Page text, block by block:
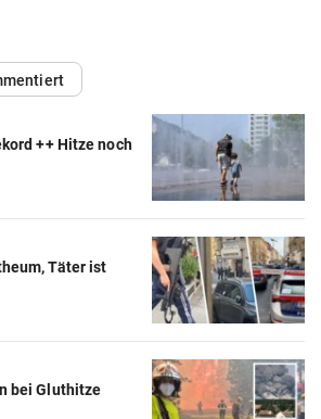
++ Hitze noch
Täter ist
bei Gluthitze